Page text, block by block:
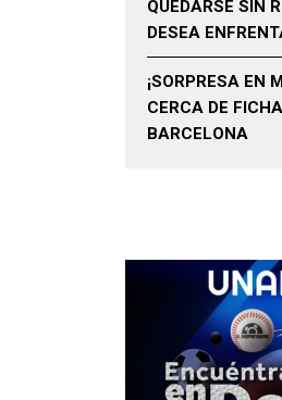
QUEDARSE SIN
DESEA
¡SORPRESA EN
CERCA DE
BARCELONA